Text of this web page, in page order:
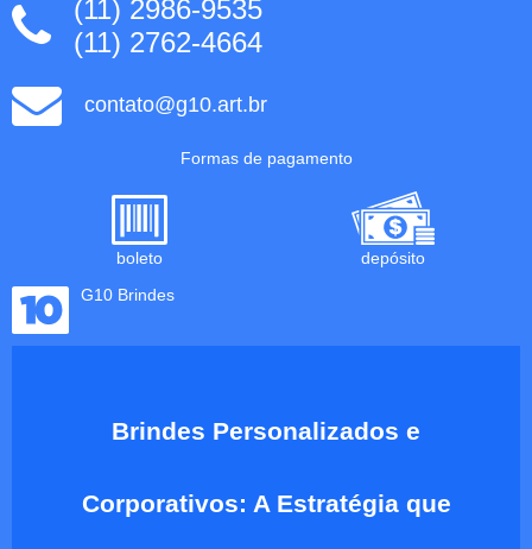
(11) 2986-9535
(11) 2762-4664
contato@g10.art.br
Formas de pagamento
boleto
depósito
G10 Brindes
Brindes Personalizados e
Corporativos: A Estratégia que